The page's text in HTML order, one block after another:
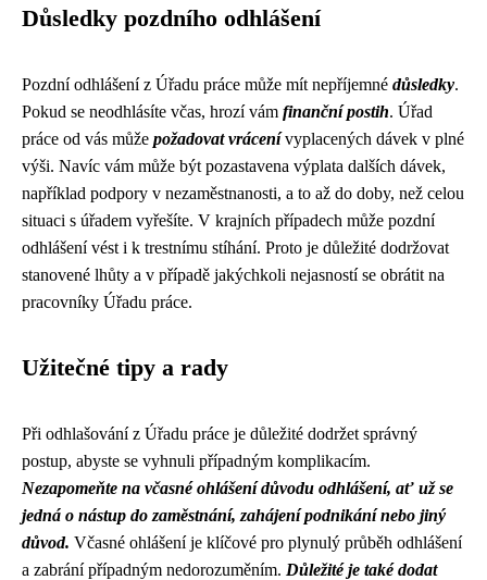
Důsledky pozdního odhlášení
Pozdní odhlášení z Úřadu práce může mít nepříjemné důsledky.
Pokud se neodhlásíte včas, hrozí vám finanční postih. Úřad
práce od vás může požadovat vrácenívyplacených dávek v plné
výši. Navíc vám může být pozastavena výplata dalších dávek,
například podpory v nezaměstnanosti, a to až do doby, než celou
situaci s úřadem vyřešíte. V krajních případech může pozdní
odhlášení vést i k trestnímu stíhání. Proto je důležité dodržovat
stanovené lhůty a v případě jakýchkoli nejasností se obrátit na
pracovníky Úřadu práce.
Užitečné tipy a rady
Při odhlašování z Úřadu práce je důležité dodržet správný
postup, abyste se vyhnuli případným komplikacím.
Nezapomeňte na včasné ohlášení důvodu odhlášení, ať už se
jedná o nástup do zaměstnání, zahájení podnikání nebo jiný
důvod. Včasné ohlášení je klíčové pro plynulý průběh odhlášení
a zabrání případným nedorozuměním. Důležité je také dodat